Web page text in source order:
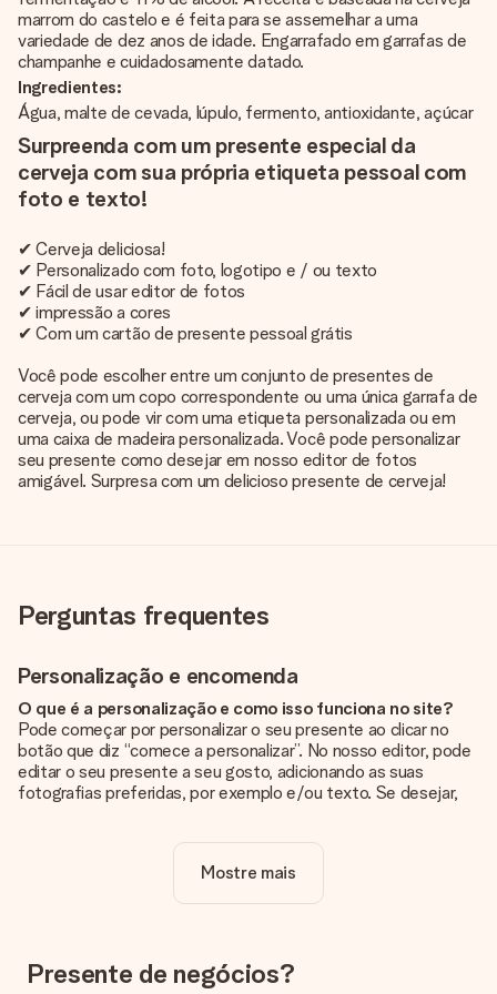
marrom do castelo e é feita para se assemelhar a uma
variedade de dez anos de idade. Engarrafado em garrafas de
champanhe e cuidadosamente datado.
Ingredientes:
Água, malte de cevada, lúpulo, fermento, antioxidante, açúcar
Surpreenda com um presente especial da
cerveja com sua própria etiqueta pessoal com
foto e texto!
✔ Cerveja deliciosa!
✔ Personalizado com foto, logotipo e / ou texto
✔ Fácil de usar editor de fotos
✔ impressão a cores
✔ Com um cartão de presente pessoal grátis
Você pode escolher entre um conjunto de presentes de
cerveja com um copo correspondente ou uma única garrafa de
cerveja, ou pode vir com uma etiqueta personalizada ou em
uma caixa de madeira personalizada. Você pode personalizar
seu presente como desejar em nosso editor de fotos
amigável. Surpresa com um delicioso presente de cerveja!
Perguntas frequentes
Personalização e encomenda
O que é a personalização e como isso funciona no site?
Pode começar por personalizar o seu presente ao clicar no
botão que diz “comece a personalizar”. No nosso editor, pode
editar o seu presente a seu gosto, adicionando as suas
fotografias preferidas, por exemplo e/ou texto. Se desejar,
A personalização está incluída no preço?
Sim, o preço apresentado no site já inclui a personalização do
Queremos ter a certeza de que estás completamente
satisfeito com o teu presente. Por isso, é importante que
Mostre mais
Presente de negócios?